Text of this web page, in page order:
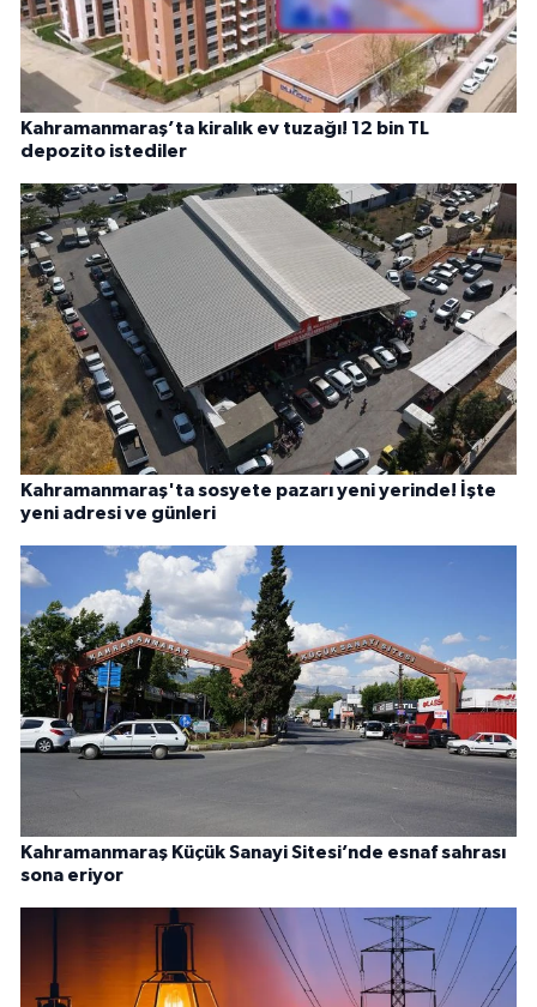
Kahramanmaraş’ta kiralık ev tuzağı! 12 bin TL
depozito istediler
Kahramanmaraş'ta sosyete pazarı yeni yerinde! İşte
yeni adresi ve günleri
Kahramanmaraş Küçük Sanayi Sitesi’nde esnaf sahrası
sona eriyor